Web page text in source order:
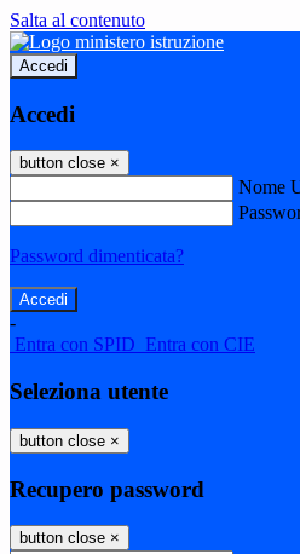
Salta al contenuto
Accedi
Accedi
button close ×
Nome
Password dimenticata?
-
Entra con SPID Entra con CIE
Seleziona utente
button close ×
Recupero password
button close ×